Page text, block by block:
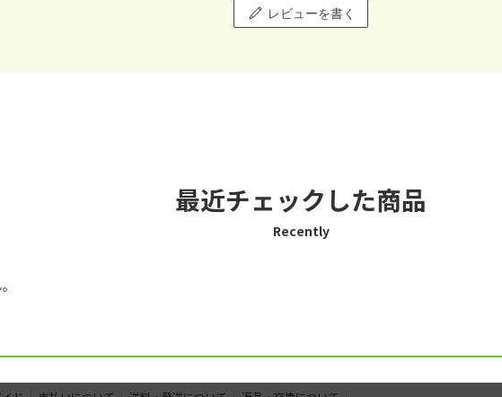
レビューを書く
最近チェックした商品
Recently